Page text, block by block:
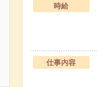
時給
仕事内容